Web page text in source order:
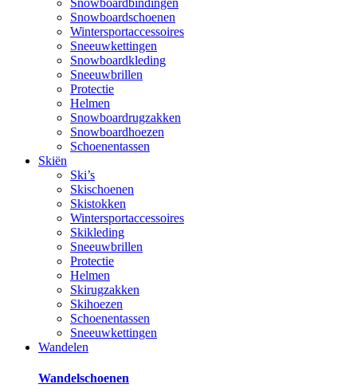
Snowboardbindingen
Snowboardschoenen
Wintersportaccessoires
Sneeuwkettingen
Snowboardkleding
Sneeuwbrillen
Protectie
Helmen
Snowboardrugzakken
Snowboardhoezen
Schoenentassen
Skiën
Ski’s
Skischoenen
Skistokken
Wintersportaccessoires
Skikleding
Sneeuwbrillen
Protectie
Helmen
Skirugzakken
Skihoezen
Schoenentassen
Sneeuwkettingen
Wandelen
Wandelschoenen